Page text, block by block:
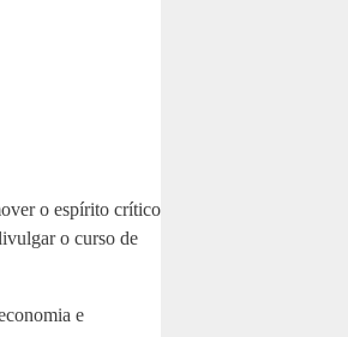
o espírito crítico
o curso de
e